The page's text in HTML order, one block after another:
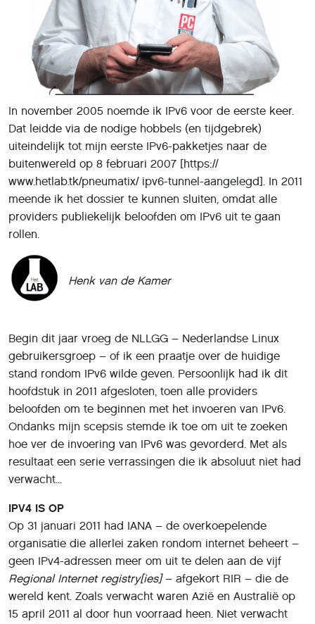
In november 2005 noemde ik IPv6 voor de eerste keer.
Dat leidde via de nodige hobbels (en tijdgebrek)
uiteindelijk tot mijn eerste IPv6-pakketjes naar de
buitenwereld op 8 februari 2007 [https://
www.hetlab.tk/pneumatix/ ipv6-tunnel-aangelegd]. In 2011
meende ik het dossier te kunnen sluiten, omdat alle
providers publiekelijk beloofden om IPv6 uit te gaan
rollen.
Henk van de Kamer
Begin dit jaar vroeg de NLLGG – Nederlandse Linux
gebruikersgroep – of ik een praatje over de huidige
stand rondom IPv6 wilde geven. Persoonlijk had ik dit
hoofdstuk in 2011 afgesloten, toen alle providers
beloofden om te beginnen met het invoeren van IPv6.
Ondanks mijn scepsis stemde ik toe om uit te zoeken
hoe ver de invoering van IPv6 was gevorderd. Met als
resultaat een serie verrassingen die ik absoluut niet had
verwacht...
IPV4 IS OP
Op 31 januari 2011 had IANA – de overkoepelende
organisatie die allerlei zaken rondom internet beheert –
geen IPv4-adressen meer om uit te delen aan de vijf
Regional Internet registry[ies]– afgekort RIR – die de
wereld kent. Zoals verwacht waren Azië en Australië op
15 april 2011 al door hun voorraad heen. Niet verwacht